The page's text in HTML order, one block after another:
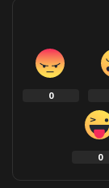
0
0